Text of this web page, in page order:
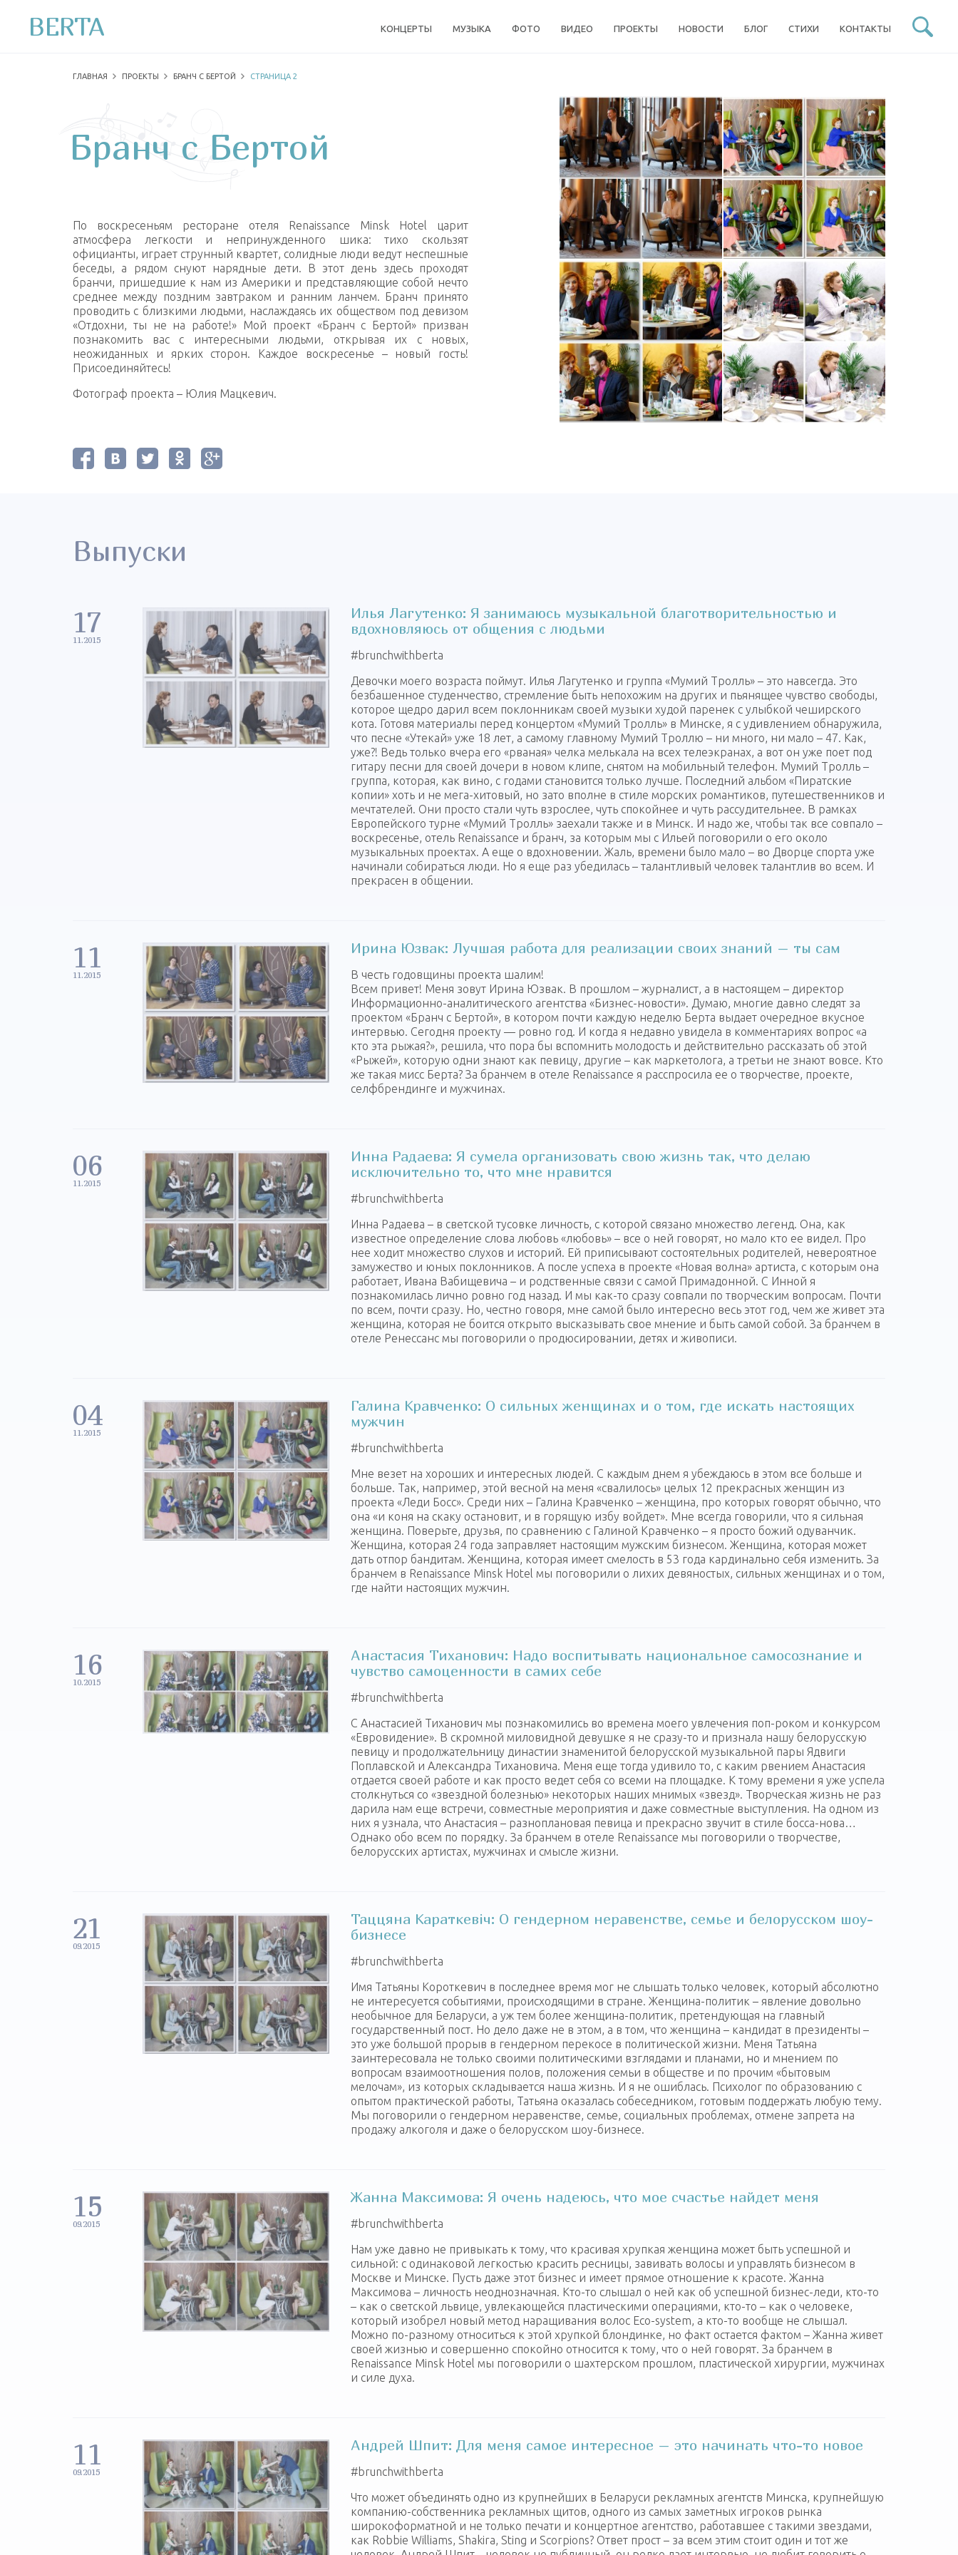
BERTA КОНЦЕРТЫ МУЗЫКА ФОТО ВИДЕО ПРОЕКТЫ НОВОСТИ БЛОГ СТИХИ КОНТАКТЫ
ГЛАВНАЯ ПРОЕКТЫ БРАНЧ С БЕРТОЙ СТРАНИЦА 2
Бранч с Бертой
По воскресеньям ресторане отеля Renaissance Minsk Hotel царит
атмосфера легкости и непринужденного шика: тихо скользят
официанты, играет струнный квартет, солидные люди ведут неспешные
беседы, а рядом снуют нарядные дети. В этот день здесь проходят
бранчи, пришедшие к нам из Америки и представляющие собой нечто
среднее между поздним завтраком и ранним ланчем. Бранч принято
проводить с близкими людьми, наслаждаясь их обществом под девизом
«Отдохни, ты не на работе!» Мой проект «Бранч с Бертой» призван
познакомить вас с интересными людьми, открывая их с новых,
неожиданных и ярких сторон. Каждое воскресенье – новый гость!
Присоединяйтесь!
Фотограф проекта – Юлия Мацкевич.
Выпуски
17
11.2015
Илья Лагутенко: Я занимаюсь музыкальной благотворительностью и
вдохновляюсь от общения с людьми
‪#‎brunchwithberta‬
Девочки моего возраста поймут. Илья Лагутенко и группа «Мумий Тролль» – это навсегда. Это
безбашенное студенчество, стремление быть непохожим на других и пьянящее чувство свободы,
которое щедро дарил всем поклонникам своей музыки худой паренек с улыбкой чеширского
кота. Готовя материалы перед концертом «Мумий Тролль» в Минске, я с удивлением обнаружила,
что песне «Утекай» уже 18 лет, а самому главному Мумий Троллю – ни много, ни мало – 47. Как,
уже?! Ведь только вчера его «рваная» челка мелькала на всех телеэкранах, а вот он уже поет под
гитару песни для своей дочери в новом клипе, снятом на мобильный телефон. Мумий Тролль –
группа, которая, как вино, с годами становится только лучше. Последний альбом «Пиратские
копии» хоть и не мега-хитовый, но зато вполне в стиле морских романтиков, путешественников и
мечтателей. Они просто стали чуть взрослее, чуть спокойнее и чуть рассудительнее. В рамках
Европейского турне «Мумий Тролль» заехали также и в Минск. И надо же, чтобы так все совпало –
воскресенье, отель Renaissance и бранч, за которым мы с Ильей поговорили о его около
музыкальных проектах. А еще о вдохновении. Жаль, времени было мало – во Дворце спорта уже
начинали собираться люди. Но я еще раз убедилась – талантливый человек талантлив во всем. И
прекрасен в общении.
11
11.2015
Ирина Юзвак: Лучшая работа для реализации своих знаний – ты сам
В честь годовщины проекта шалим!
Всем привет! Меня зовут Ирина Юзвак. В прошлом – журналист, а в настоящем – директор
Информационно-аналитического агентства «Бизнес-новости». Думаю, многие давно следят за
проектом «Бранч с Бертой», в котором почти каждую неделю Берта выдает очередное вкусное
интервью. Сегодня проекту — ровно год. И когда я недавно увидела в комментариях вопрос «а
кто эта рыжая?», решила, что пора бы вспомнить молодость и действительно рассказать об этой
«Рыжей», которую одни знают как певицу, другие – как маркетолога, а третьи не знают вовсе. Кто
же такая мисс Берта? За бранчем в отеле Renaissance я расспросила ее о творчестве, проекте,
селфбрендинге и мужчинах.
06
11.2015
Инна Радаева: Я сумела организовать свою жизнь так, что делаю
исключительно то, что мне нравится
‪#‎brunchwithberta‬
Инна Радаева – в светской тусовке личность, с которой связано множество легенд. Она, как
известное определение слова любовь «любовь» – все о ней говорят, но мало кто ее видел. Про
нее ходит множество слухов и историй. Ей приписывают состоятельных родителей, невероятное
замужество и юных поклонников. А после успеха в проекте «Новая волна» артиста, с которым она
работает, Ивана Вабищевича – и родственные связи с самой Примадонной. С Инной я
познакомилась лично ровно год назад. И мы как-то сразу совпали по творческим вопросам. Почти
по всем, почти сразу. Но, честно говоря, мне самой было интересно весь этот год, чем же живет эта
женщина, которая не боится открыто высказывать свое мнение и быть самой собой. За бранчем в
отеле Ренессанс мы поговорили о продюсировании, детях и живописи.
04
11.2015
Галина Кравченко: О сильных женщинах и о том, где искать настоящих
мужчин
‪#‎brunchwithberta‬
Мне везет на хороших и интересных людей. С каждым днем я убеждаюсь в этом все больше и
больше. Так, например, этой весной на меня «свалилось» целых 12 прекрасных женщин из
проекта «Леди Босс». Среди них – Галина Кравченко – женщина, про которых говорят обычно, что
она «и коня на скаку остановит, и в горящую избу войдет». Мне всегда говорили, что я сильная
женщина. Поверьте, друзья, по сравнению с Галиной Кравченко – я просто божий одуванчик.
Женщина, которая 24 года заправляет настоящим мужским бизнесом. Женщина, которая может
дать отпор бандитам. Женщина, которая имеет смелость в 53 года кардинально себя изменить. За
бранчем в Renaissance Minsk Hotel мы поговорили о лихих девяностых, сильных женщинах и о том,
где найти настоящих мужчин.
16
10.2015
Анастасия Тиханович: Надо воспитывать национальное самосознание и
чувство самоценности в самих себе
‪#‎brunchwithberta‬
С Анастасией Тиханович мы познакомились во времена моего увлечения поп-роком и конкурсом
«Евровидение». В скромной миловидной девушке я не сразу-то и признала нашу белорусскую
певицу и продолжательницу династии знаменитой белорусской музыкальной пары Ядвиги
Поплавской и Александра Тихановича. Меня еще тогда удивило то, с каким рвением Анастасия
отдается своей работе и как просто ведет себя со всеми на площадке. К тому времени я уже успела
столкнуться со «звездной болезнью» некоторых наших мнимых «звезд». Творческая жизнь не раз
дарила нам еще встречи, совместные мероприятия и даже совместные выступления. На одном из
них я узнала, что Анастасия – разноплановая певица и прекрасно звучит в стиле босса-нова…
Однако обо всем по порядку. За бранчем в отеле Renaissance мы поговорили о творчестве,
белорусских артистах, мужчинах и смысле жизни.
21
09.2015
Таццяна Караткевiч: О гендерном неравенстве, семье и белорусском шоу-
бизнесе
‪#‎brunchwithberta‬
Имя Татьяны Короткевич в последнее время мог не слышать только человек, который абсолютно
не интересуется событиями, происходящими в стране. Женщина-политик – явление довольно
необычное для Беларуси, а уж тем более женщина-политик, претендующая на главный
государственный пост. Но дело даже не в этом, а в том, что женщина – кандидат в президенты –
это уже большой прорыв в гендерном перекосе в политической жизни. Меня Татьяна
заинтересовала не только своими политическими взглядами и планами, но и мнением по
вопросам взаимоотношения полов, положения семьи в обществе и по прочим «бытовым
мелочам», из которых складывается наша жизнь. И я не ошиблась. Психолог по образованию с
опытом практической работы, Татьяна оказалась собеседником, готовым поддержать любую тему.
Мы поговорили о гендерном неравенстве, семье, социальных проблемах, отмене запрета на
продажу алкоголя и даже о белорусском шоу-бизнесе.
15
09.2015
Жанна Максимова: Я очень надеюсь, что мое счастье найдет меня
‪#‎brunchwithberta‬
Нам уже давно не привыкать к тому, что красивая хрупкая женщина может быть успешной и
сильной: с одинаковой легкостью красить ресницы, завивать волосы и управлять бизнесом в
Москве и Минске. Пусть даже этот бизнес и имеет прямое отношение к красоте. Жанна
Максимова – личность неоднозначная. Кто-то слышал о ней как об успешной бизнес-леди, кто-то
– как о светской львице, увлекающейся пластическими операциями, кто-то – как о человеке,
который изобрел новый метод наращивания волос Eco-system, а кто-то вообще не слышал.
Можно по-разному относиться к этой хрупкой блондинке, но факт остается фактом – Жанна живет
своей жизнью и совершенно спокойно относится к тому, что о ней говорят. За бранчем в
Renaissance Minsk Hotel мы поговорили о шахтерском прошлом, пластической хирургии, мужчинах
и силе духа.
11
09.2015
Андрей Шпит: Для меня самое интересное – это начинать что-то новое
‪#‎brunchwithberta‬
Что может объединять одно из крупнейших в Беларуси рекламных агентств Минска, крупнейшую
компанию-собственника рекламных щитов, одного из самых заметных игроков рынка
широкоформатной и не только печати и концертное агентство, работавшее с такими звездами,
как Robbie Williams, Shakira, Sting и Scorpions? Ответ прост – за всем этим стоит один и тот же